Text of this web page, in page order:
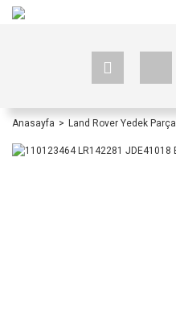
Anasayfa Land Rover Yedek Parça